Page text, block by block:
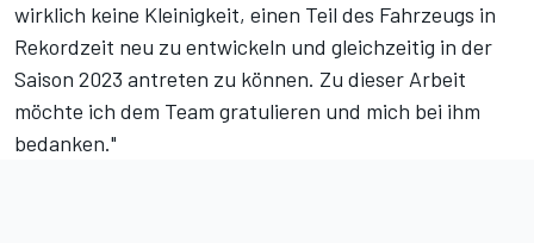
wirklich keine Kleinigkeit, einen Teil des Fahrzeugs in
Rekordzeit neu zu entwickeln und gleichzeitig in der
Saison 2023 antreten zu können. Zu dieser Arbeit
möchte ich dem Team gratulieren und mich bei ihm
bedanken."